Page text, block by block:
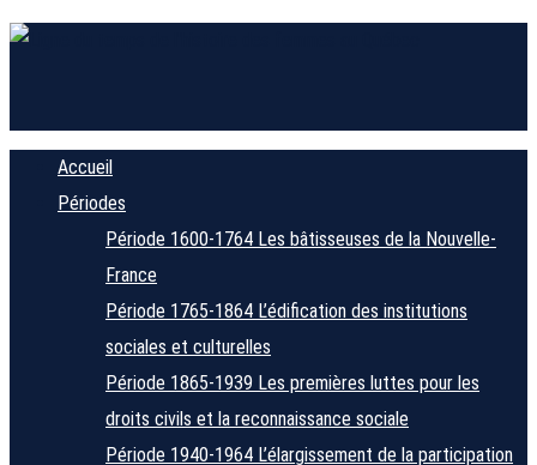
Accueil
Périodes
Période 1600-1764 Les bâtisseuses de la Nouvelle-
France
Période 1765-1864 L’édification des institutions
sociales et culturelles
Période 1865-1939 Les premières luttes pour les
droits civils et la reconnaissance sociale
Période 1940-1964 L’élargissement de la participation